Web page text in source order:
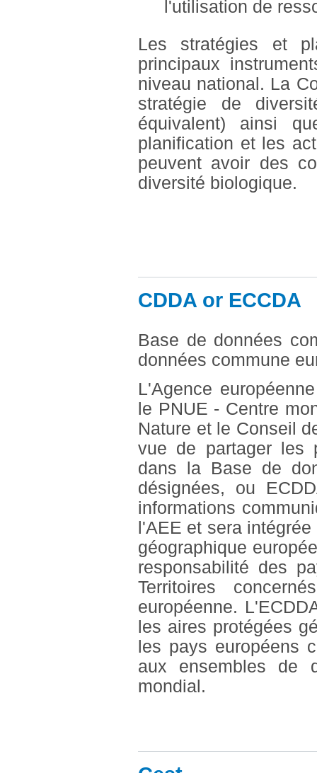
l'utilisation de
Les stratégies et
principaux
niveau national. La
stratégie de
équivalent) ainsi
planification et les
peuvent avoir des
diversité biologique.
CDDA or ECCDA
Base de données
données commune
L'Agence
le PNUE - Centre
Nature et le Conseil
vue de partager les
dans la Base de
désignées, ou
informations
l'AEE et sera
géographique
responsabilité des
Territoires
européenne.
les aires protégées
les pays européens
aux ensembles de
mondial.